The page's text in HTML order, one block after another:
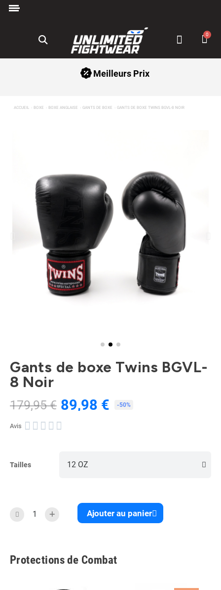
Meilleurs Prix
ACCUEIL BOXE BOXE ANGLAISE GANTS DE BOXE GANTS DE BOXE TWINS BGVL-8 NOIR
Gants de boxe Twins BGVL-
8 Noir
179,95 € 89,98 € -50%
Avis     
Tailles
Ajouter au panier
Protections de Combat